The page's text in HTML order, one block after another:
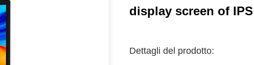
display screen of
Dettagli del prodotto: